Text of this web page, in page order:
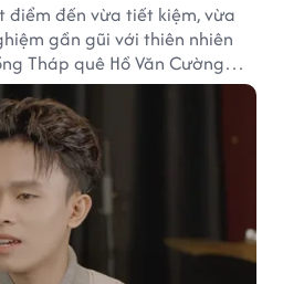
điểm đến vừa tiết kiệm, vừa
gần gũi với thiên nhiên
Tháp quê Hồ Văn Cường
cân nhắc.